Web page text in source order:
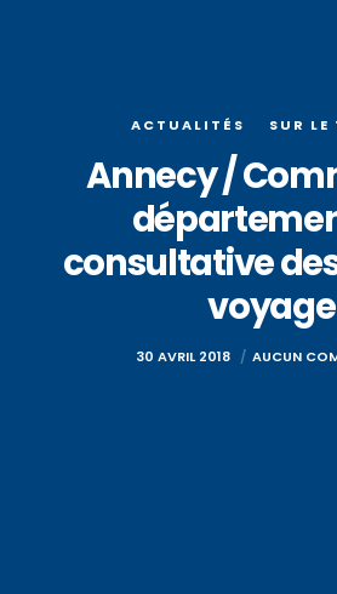
ACTUALITÉS SUR LE
Annecy /
consultative
voyage
30 AVRIL 2018 AUCUN